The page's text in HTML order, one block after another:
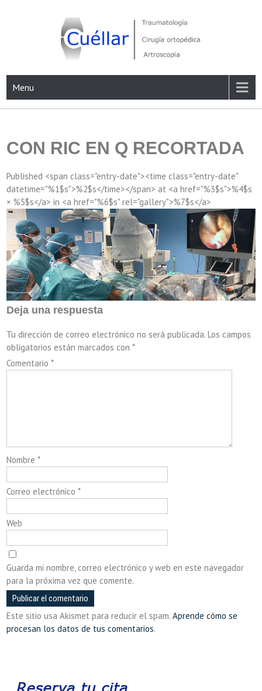
Menu
CON RIC EN Q RECORTADA
Published <span class="entry-date"><time class="entry-date"
datetime="%1$s">%2$s</time></span> at <a href="%3$s">%4$s
× %5$s</a> in <a href="%6$s" rel="gallery">%7$s</a>
Deja una respuesta
Tu dirección de correo electrónico no será publicada. Los campos
obligatorios están marcados con*
Comentario*
Nombre*
Correo electrónico*
Web
Guarda mi nombre, correo electrónico y web en este navegador
para la próxima vez que comente.
Este sitio usa Akismet para reducir el spam.Aprende cómo se
procesan los datos de tus comentarios.